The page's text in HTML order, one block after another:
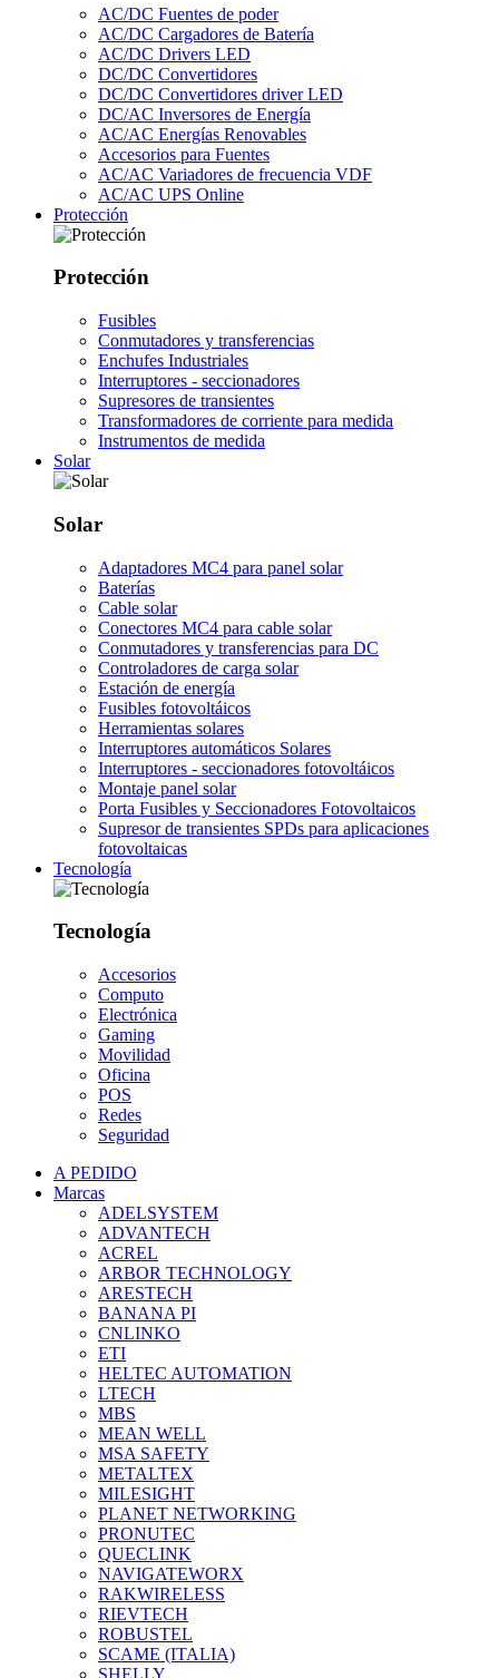
AC/DC Fuentes de poder
AC/DC Cargadores de Batería
AC/DC Drivers LED
DC/DC Convertidores
DC/DC Convertidores driver LED
DC/AC Inversores de Energía
AC/AC Energías Renovables
Accesorios para Fuentes
AC/AC Variadores de frecuencia VDF
AC/AC UPS Online
Protección
Protección
Fusibles
Conmutadores y transferencias
Enchufes Industriales
Interruptores - seccionadores
Supresores de transientes
Transformadores de corriente para medida
Instrumentos de medida
Solar
Solar
Adaptadores MC4 para panel solar
Baterías
Cable solar
Conectores MC4 para cable solar
Conmutadores y transferencias para DC
Controladores de carga solar
Estación de energía
Fusibles fotovoltáicos
Herramientas solares
Interruptores automáticos Solares
Interruptores - seccionadores fotovoltáicos
Montaje panel solar
Porta Fusibles y Seccionadores Fotovoltaicos
Supresor de transientes SPDs para aplicaciones
fotovoltaicas
Tecnología
Tecnología
Accesorios
Computo
Electrónica
Gaming
Movilidad
Oficina
POS
Redes
Seguridad
A PEDIDO
Marcas
ADELSYSTEM
ADVANTECH
ACREL
ARBOR TECHNOLOGY
ARESTECH
BANANA PI
CNLINKO
ETI
HELTEC AUTOMATION
LTECH
MBS
MEAN WELL
MSA SAFETY
METALTEX
MILESIGHT
PLANET NETWORKING
PRONUTEC
QUECLINK
NAVIGATEWORX
RAKWIRELESS
RIEVTECH
ROBUSTEL
SCAME (ITALIA)
SHELLY